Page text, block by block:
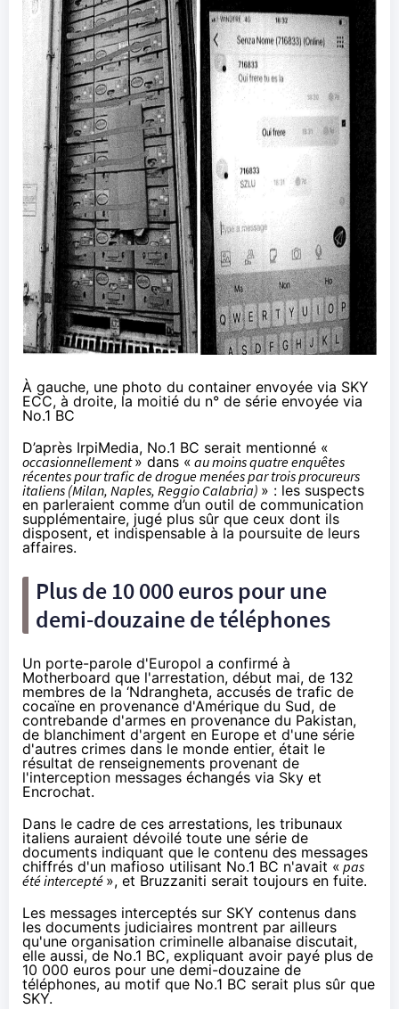
À gauche, une photo du container envoyée via SKY
ECC, à droite, la moitié du n° de série envoyée via
No.1 BC
D’après IrpiMedia, No.1 BC serait mentionné «
occasionnellement» dans « au moins quatre enquêtes
récentes pour trafic de drogue menées par trois procureurs
italiens (Milan, Naples, Reggio Calabria) » : les suspects
en parleraient comme d’un outil de communication
supplémentaire, jugé plus sûr que ceux dont ils
disposent, et indispensable à la poursuite de leurs
affaires.
Plus de 10 000 euros pour une
demi-douzaine de téléphones
Un porte-parole d'Europol a confirmé à
Motherboard que l'arrestation, début mai, de 132
membres de la ‘Ndrangheta, accusés de trafic de
cocaïne en provenance d'Amérique du Sud, de
contrebande d'armes en provenance du Pakistan,
de blanchiment d'argent en Europe et d'une série
d'autres crimes dans le monde entier, était le
résultat de renseignements provenant de
l'interception messages échangés via Sky et
Encrochat.
Dans le cadre de ces arrestations, les tribunaux
italiens auraient dévoilé toute une série de
documents indiquant que le contenu des messages
chiffrés d'un mafioso utilisant No.1 BC n'avait « pas
été intercepté », et Bruzzaniti serait toujours en fuite.
Les messages interceptés sur SKY contenus dans
les documents judiciaires montrent par ailleurs
qu'une organisation criminelle albanaise discutait,
elle aussi, de No.1 BC, expliquant avoir payé plus de
10 000 euros pour une demi-douzaine de
téléphones, au motif que No.1 BC serait plus sûr que
SKY.